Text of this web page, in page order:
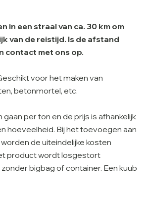
in een straal van ca. 30 km om
van de reistijd. Is de afstand
contact met ons op.
voor het maken van
betonmortel, etc.
per ton en de prijs is afhankelijk
hoeveelheid. Bij het toevoegen aan
de uiteindelijke kosten
product wordt losgestort
bigbag of container. Een kuub